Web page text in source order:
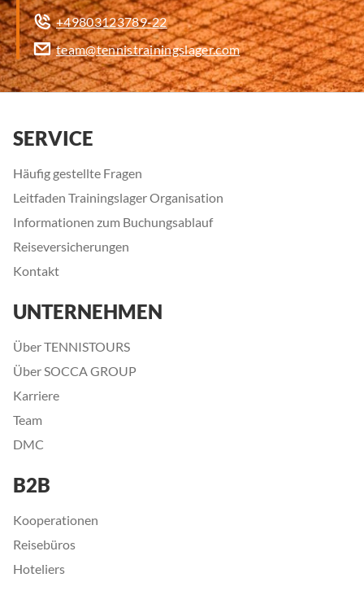
+49803123789-22
team@tennistrainingslager.com
SERVICE
Häufig gestellte Fragen
Leitfaden Trainingslager Organisation
Informationen zum Buchungsablauf
Reiseversicherungen
Kontakt
UNTERNEHMEN
Über TENNISTOURS
Über SOCCA GROUP
Karriere
Team
DMC
B2B
Kooperationen
Reisebüros
Hoteliers